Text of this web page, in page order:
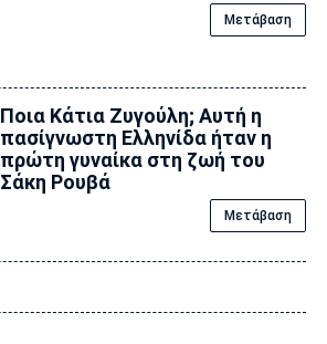
Μετάβαση
Ποια Κάτια Ζυγούλη; Αυτή η
πασίγνωστη Ελληνίδα ήταν η
πρώτη γυναίκα στη ζωή του
Σάκη Ρουβά
Μετάβαση